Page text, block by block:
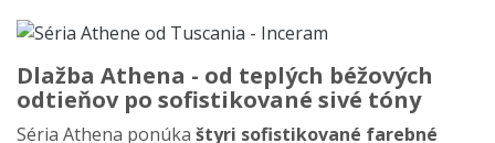
Dlažba Athena - od teplých béžových
odtieňov po sofistikované sivé tóny
Séria Athena ponúka štyri sofistikované farebné